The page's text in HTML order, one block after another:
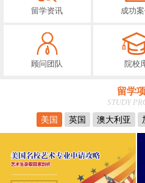
留学资讯 成功案
顾问团队 院校
留学
STUDY
美国
英国 澳大利亚